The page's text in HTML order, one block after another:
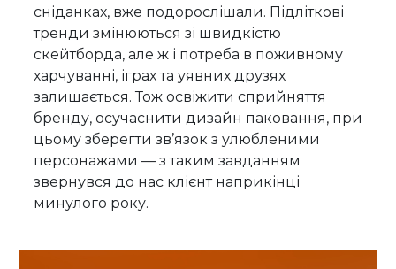
сніданках, вже подорослішали. Підліткові
тренди змінюються зі швидкістю
скейтборда, але ж і потреба в поживному
харчуванні, іграх та уявних друзях
залишається. Тож освіжити сприйняття
бренду, осучаснити дизайн паковання, при
цьому зберегти зв’язок з улюбленими
персонажами — з таким завданням
звернувся до нас клієнт наприкінці
минулого року.